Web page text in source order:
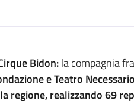
Bidon:la compagnia
e Teatro
regione, realizzando 69